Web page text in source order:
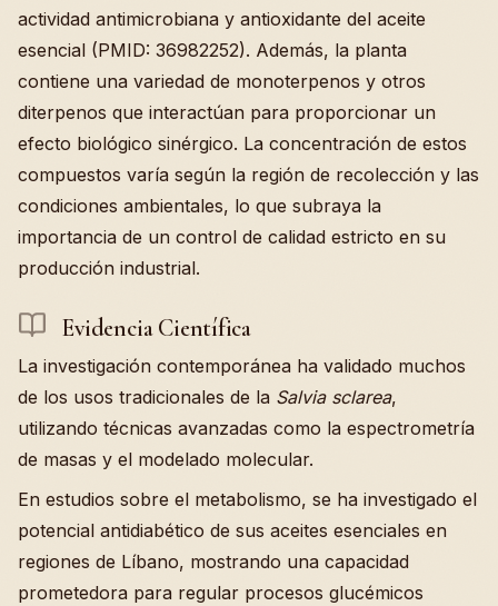
actividad antimicrobiana y antioxidante del aceite
esencial (PMID: 36982252). Además, la planta
contiene una variedad de monoterpenos y otros
diterpenos que interactúan para proporcionar un
efecto biológico sinérgico. La concentración de estos
compuestos varía según la región de recolección y las
condiciones ambientales, lo que subraya la
importancia de un control de calidad estricto en su
producción industrial.
Evidencia Científica
La investigación contemporánea ha validado muchos
de los usos tradicionales de la Salvia sclarea,
utilizando técnicas avanzadas como la espectrometría
de masas y el modelado molecular.
En estudios sobre el metabolismo, se ha investigado el
potencial antidiabético de sus aceites esenciales en
regiones de Líbano, mostrando una capacidad
prometedora para regular procesos glucémicos